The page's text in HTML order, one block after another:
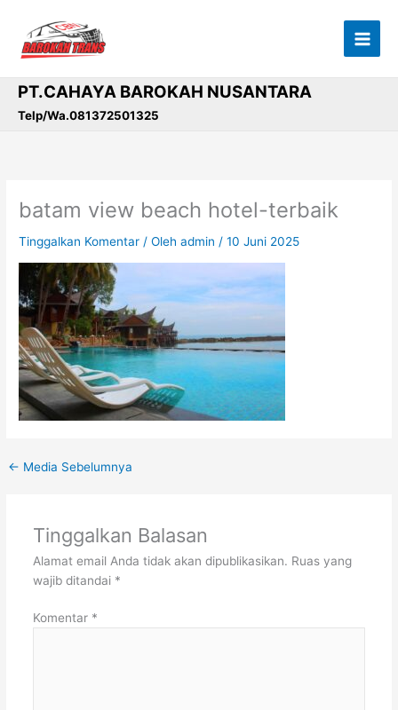
konten
PT.CAHAYA BAROKAH NUSANTARA
Telp/Wa.081372501325
batam view beach hotel-terbaik
Tinggalkan Komentar / Olehadmin /10 Juni 2025
← Media Sebelumnya
Tinggalkan Balasan
Alamat email Anda tidak akan dipublikasikan. Ruas yang
wajib ditandai *
Komentar *